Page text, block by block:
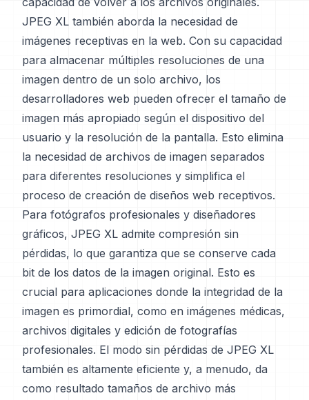
JPEG XL también aborda la necesidad de
imágenes receptivas en la web. Con su capacidad
para almacenar múltiples resoluciones de una
imagen dentro de un solo archivo, los
desarrolladores web pueden ofrecer el tamaño de
imagen más apropiado según el dispositivo del
usuario y la resolución de la pantalla. Esto elimina
la necesidad de archivos de imagen separados
para diferentes resoluciones y simplifica el
proceso de creación de diseños web receptivos.
Para fotógrafos profesionales y diseñadores
gráficos, JPEG XL admite compresión sin
pérdidas, lo que garantiza que se conserve cada
bit de los datos de la imagen original. Esto es
crucial para aplicaciones donde la integridad de la
imagen es primordial, como en imágenes médicas,
archivos digitales y edición de fotografías
profesionales. El modo sin pérdidas de JPEG XL
también es altamente eficiente y, a menudo, da
como resultado tamaños de archivo más